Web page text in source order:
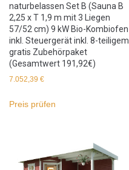
naturbelassen Set B (Sauna B
2,25 x T 1,9 m mit 3 Liegen
57/52 cm) 9 kW Bio-Kombiofen
inkl. Steuergerät inkl. 8-teiligem
gratis Zubehörpaket
(Gesamtwert 191,92€)
7.052,39 €
Preis prüfen